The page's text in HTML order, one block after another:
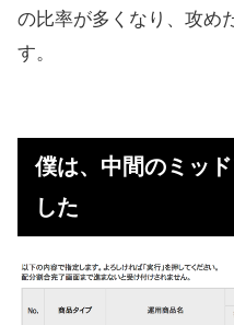
の比率が多くなり、攻め
す。
僕は、中間のミッ
した